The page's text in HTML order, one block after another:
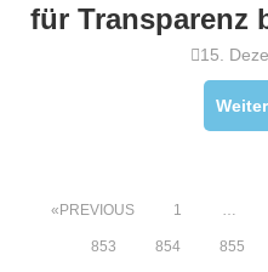
für Transparenz
15.
PREVIOUS 1 …
853 854 855